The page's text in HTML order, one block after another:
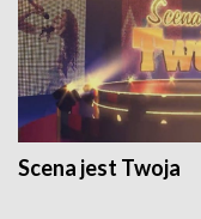
Scena jest Twoja